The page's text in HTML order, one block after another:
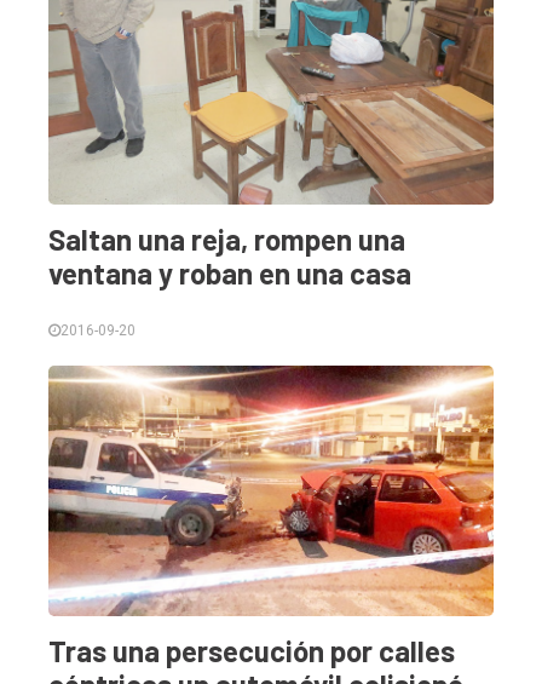
Saltan una reja, rompen una
ventana y roban en una casa
2016-09-20
Tras una persecución por calles